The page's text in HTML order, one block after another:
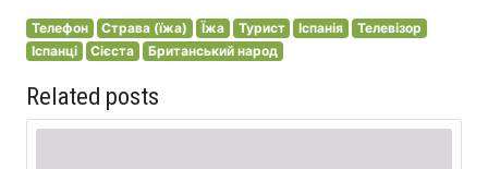
Телефон Страва (їжа) Їжа Турист Іспанія
Телевізор
Іспанці
Сієста Британський народ
Related posts